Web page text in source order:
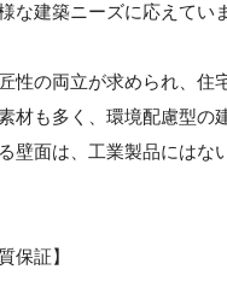
な建築ニーズに応えてい
性の両立が求められ、
材も多く、環境配慮型
壁面は、工業製品には
保証】